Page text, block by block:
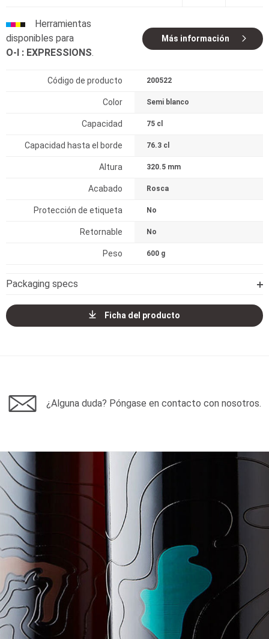
Herramientas
disponibles para
O-I : EXPRESSIONS.
Más información
Código de producto 200522
Color Semi blanco
Capacidad 75 cl
Capacidad hasta el borde 76.3 cl
Altura 320.5 mm
Acabado Rosca
Protección de etiqueta No
Retornable No
Peso 600 g
Packaging specs
Ficha del producto
¿Alguna duda? Póngase en contacto con nosotros.